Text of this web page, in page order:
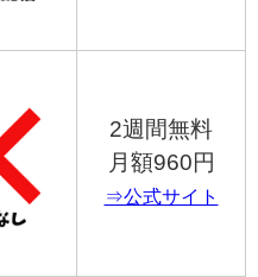
2週間無料
月額960円
⇒公式サイト